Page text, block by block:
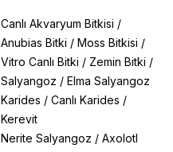
Canlı Akvaryum Bitkisi /
Anubias Bitki / Moss Bitkisi /
Vitro Canlı Bitki / Zemin Bitki /
Salyangoz / Elma Salyangoz
Karides / Canlı Karides /
Kerevit
Nerite Salyangoz / Axolotl